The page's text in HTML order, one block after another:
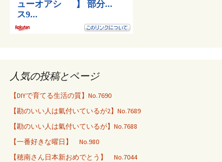
人気の投稿とページ
【DIYで育てる生活の質】No.7690
【勘のいい人は氣付いているが2】No.7689
【勘のいい人は氣付いているが】No.7688
【一番好きな曜日】 No.980
【穂南さん日本新おめでとう】 No.7044